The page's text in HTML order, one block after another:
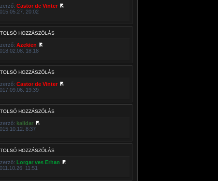
Castor de Vinter
20:02
HOZZÁSZÓLÁS
Azekien
18:18
HOZZÁSZÓLÁS
Castor de Vinter
19:39
HOZZÁSZÓLÁS
kalidar
8:37
HOZZÁSZÓLÁS
Lorgar ves Erhan
11:51